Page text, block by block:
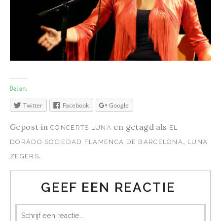
Delen:
Twitter Facebook Google
Gepost in CONCERTS LUNA en getagd als EL
DORADO SOCIEDAD FLAMENCA DE BARCELONA , LUNA
ZEGERS.
GEEF EEN REACTIE